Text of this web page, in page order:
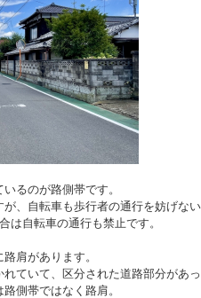
るのが路側帯です。
、自転車も歩行者の通行を妨げな
は自転車の通行も禁止です。
肩があります。
ていて、区分された道路部分があ
側帯ではなく路肩。